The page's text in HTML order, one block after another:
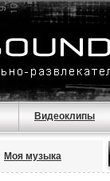
Видеоклипы
Моя музыка